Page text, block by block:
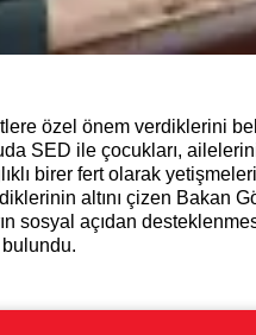
özel önem verdiklerini
SED ile çocukları,
birer fert olarak
altını çizen Bakan
açıdan
bulundu.